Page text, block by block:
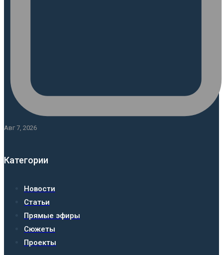
Авг 7, 2026
Категории
Новости
Статьи
Прямые эфиры
Сюжеты
Проекты